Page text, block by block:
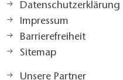
Datenschutzerklärung
Impressum
Barrierefreiheit
Sitemap
Unsere Partner